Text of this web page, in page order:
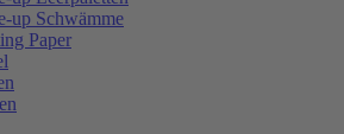
up Schwämme
Paper